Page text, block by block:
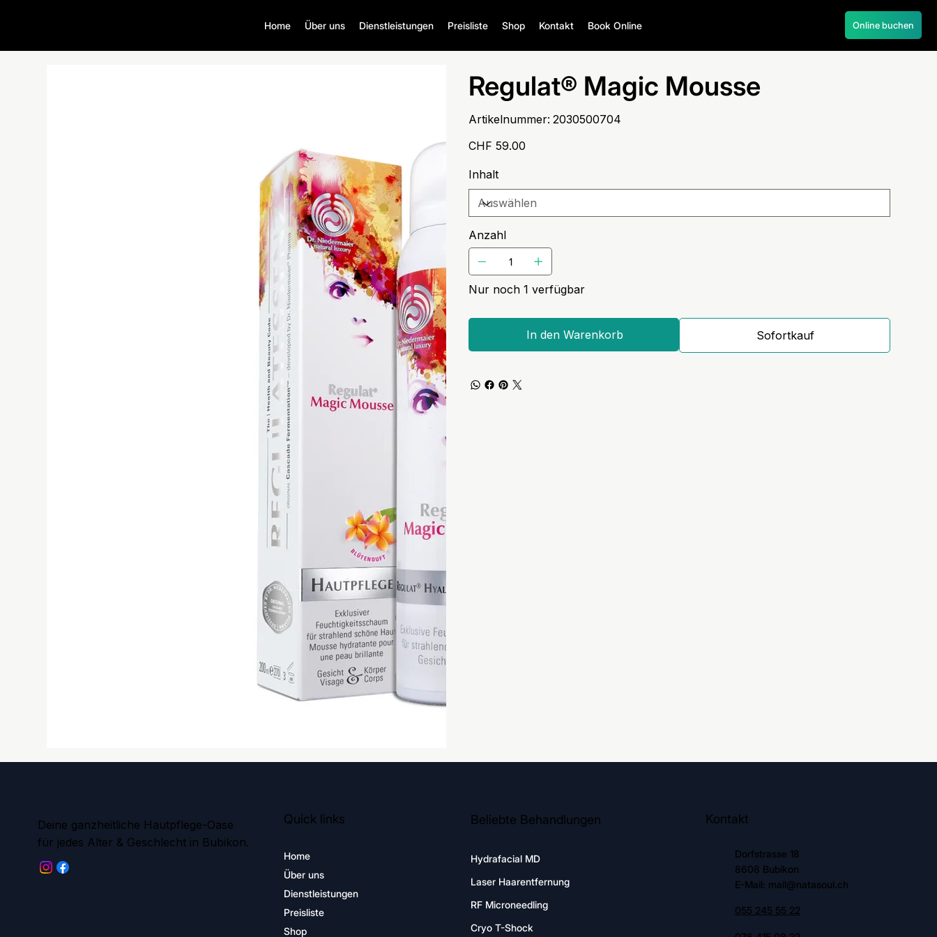
Home Über uns Dienstleistungen Preisliste Shop Kontakt Book Online Online buchen
Regulat® Magic Mousse
Artikelnummer: Artikelnummer:
2030500704
2030500704
Preis
CHF 59.00
Inhalt
Anzahl
Nur noch 1 verfügbar
In den Warenkorb Sofortkauf
Deine ganzheitliche Hautpflege-Oase
für jedes Alter & Geschlecht in Bubikon.
Quick links
Home
Über uns
Dienstleistungen
Preisliste
Shop
Beliebte Behandlungen
Hydrafacial MD
Laser Haarentfernung
RF Microneedling
Cryo T-Shock
Kontakt
Dorfstrasse 18
8608 Bubikon
E-Mail: mail@natasoul.ch
055 245 55 22